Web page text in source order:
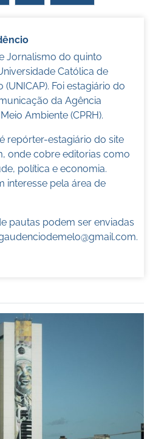
Jornalismo do quinto
Católica de
(UNICAP). Foi estagiário do
da Agência
Ambiente (CPRH).
repórter-estagiário do site
onde cobre editorias como
política e economia.
interesse pela área de
pautas podem ser enviadas
.